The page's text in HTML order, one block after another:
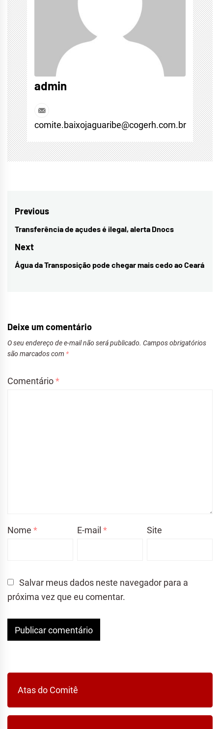
admin
comite.baixojaguaribe@cogerh.com.br
Navegação
de
Post
Previous
Previous
post:
Transferência de açudes é ilegal, alerta Dnocs
Next
Next
Água da Transposição pode chegar mais cedo ao Ceará
Deixe um comentário
O seu endereço de e-mail não será publicado. Campos obrigatórios
são marcados com *
Comentário*
Nome * E-mail* Site
Salvar meus dados neste navegador para a
próxima vez que eu comentar.
Atas do Comitê